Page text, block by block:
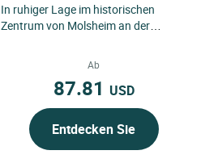
In ruhiger Lage im historischen
Zentrum von Molsheim an der
Ab
87.81 USD
Entdecken Sie